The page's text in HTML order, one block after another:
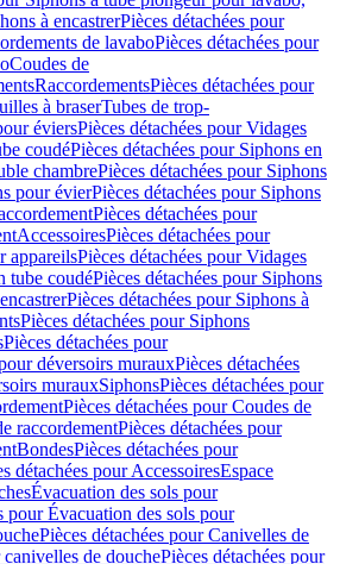
à encastrerPièces détachées pour
de lavaboPièces détachées pour
Coudes de
RaccordementsPièces détachées pour
à braserTubes de trop-
éviersPièces détachées pour Vidages
coudéPièces détachées pour Siphons en
chambrePièces détachées pour Siphons
pour évierPièces détachées pour Siphons
Pièces détachées pour
AccessoiresPièces détachées pour
appareilsPièces détachées pour Vidages
tube coudéPièces détachées pour Siphons
Pièces détachées pour Siphons à
Pièces détachées pour Siphons
Pièces détachées pour
déversoirs murauxPièces détachées
murauxSiphonsPièces détachées pour
Pièces détachées pour Coudes de
raccordementPièces détachées pour
BondesPièces détachées pour
détachées pour AccessoiresEspace
Évacuation des sols pour
pour Évacuation des sols pour
Pièces détachées pour Canivelles de
de douchePièces détachées pour